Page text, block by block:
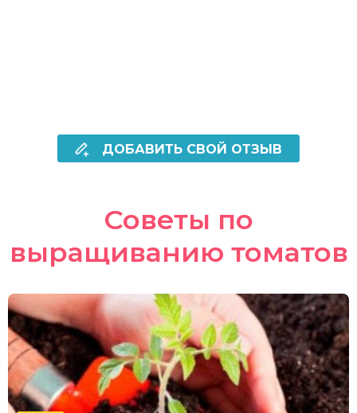
ДОБАВИТЬ СВОЙ ОТЗЫВ
Советы по
выращиванию томатов